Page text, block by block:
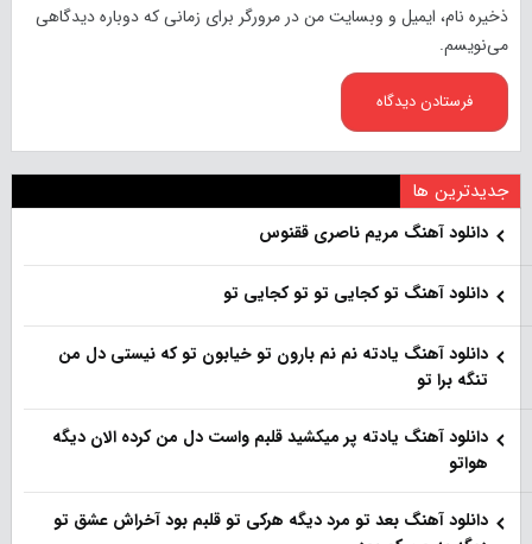
ذخیره نام، ایمیل و وبسایت من در مرورگر برای زمانی که دوباره دیدگاهی
می‌نویسم.
جدیدترین ها
دانلود آهنگ مریم ناصری ققنوس
دانلود آهنگ تو کجایی تو تو کجایی تو
دانلود آهنگ یادته نم نم بارون تو خیابون تو که نیستی دل من
تنگه برا تو
دانلود آهنگ یادته پر میکشید قلبم واست دل من کرده الان دیگه
هواتو
دانلود آهنگ بعد تو مرد دیگه هرکی تو قلبم بود آخراش عشق تو